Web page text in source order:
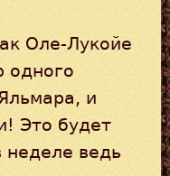
Оле-Лукойе
одного
и
Это будет
неделе ведь